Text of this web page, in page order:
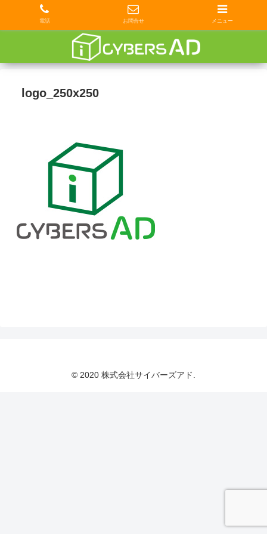
logo_250x250
© 2020 株式会社サイバーズアド.
電話 お問合せ メニュー